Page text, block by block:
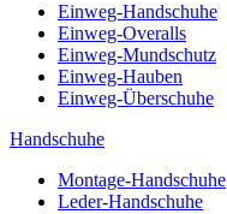
Einweg-Handschuhe
Einweg-Overalls
Einweg-Mundschutz
Einweg-Hauben
Einweg-Überschuhe
Handschuhe
Montage-Handschuhe
Leder-Handschuhe